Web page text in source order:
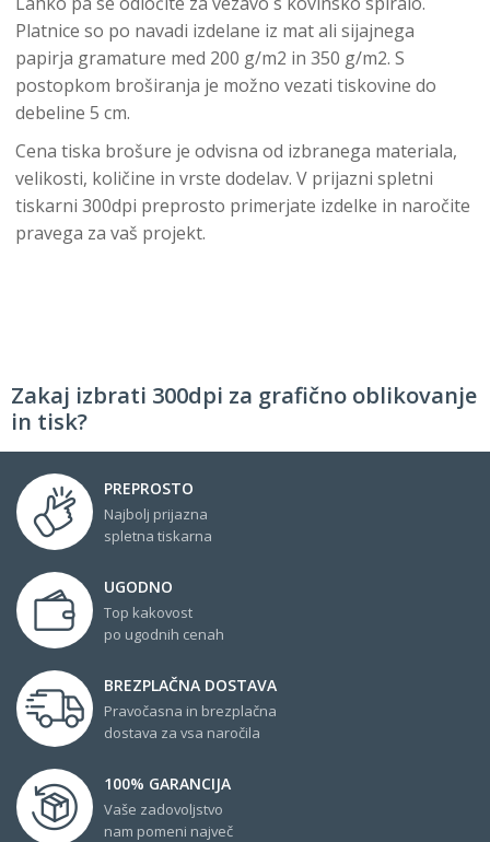
Platnice so po navadi izdelane iz mat ali sijajnega
papirja gramature med 200 g/m2 in 350 g/m2. S
postopkom broširanja je možno vezati tiskovine do
debeline 5 cm.
Cena tiska brošure je odvisna od izbranega materiala,
velikosti, količine in vrste dodelav. V prijazni spletni
tiskarni 300dpi preprosto primerjate izdelke in naročite
pravega za vaš projekt.
Zakaj izbrati 300dpi za grafično oblikovanje
in tisk?
PREPROSTO
Najbolj prijazna
spletna tiskarna
UGODNO
Top kakovost
po ugodnih cenah
BREZPLAČNA DOSTAVA
Pravočasna in brezplačna
dostava za vsa naročila
100% GARANCIJA
Vaše zadovoljstvo
nam pomeni največ